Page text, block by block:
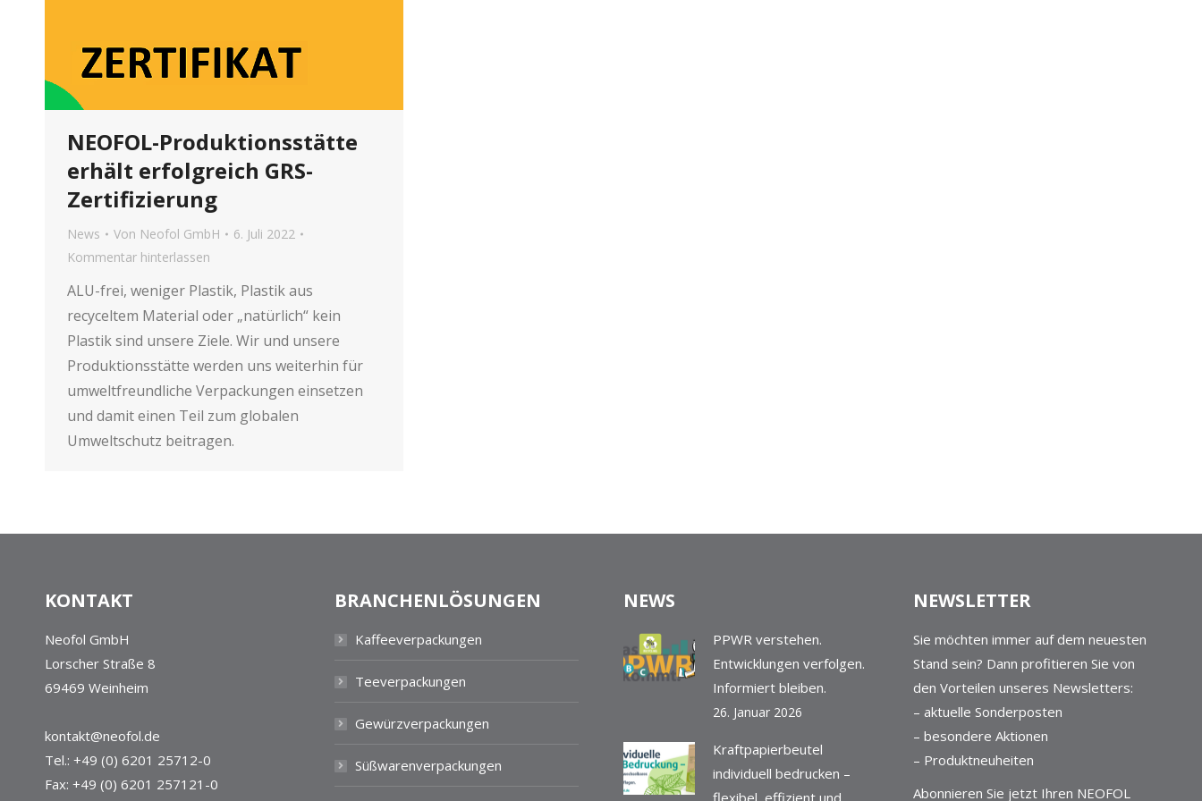
NEOFOL-Produktionsstätte
erhält erfolgreich GRS-
Zertifizierung
News Von Neofol GmbH
6. Juli 2022
Kommentar hinterlassen
ALU-frei, weniger Plastik, Plastik aus
recyceltem Material oder „natürlich“ kein
Plastik sind unsere Ziele. Wir und unsere
Produktionsstätte werden uns weiterhin für
umweltfreundliche Verpackungen einsetzen
und damit einen Teil zum globalen
Umweltschutz beitragen.
KONTAKT
Neofol GmbH
Lorscher Straße 8
69469 Weinheim
kontakt@neofol.de
Tel.: +49 (0) 6201 25712-0
Fax: +49 (0) 6201 257121-0
BRANCHENLÖSUNGEN
Kaffeeverpackungen
Teeverpackungen
Gewürzverpackungen
Süßwarenverpackungen
NEWS
PPWR verstehen.
Entwicklungen verfolgen.
Informiert bleiben.
26. Januar 2026
Kraftpapierbeutel
individuell bedrucken –
flexibel, effizient und
NEWSLETTER
Sie möchten immer auf dem neuesten
Stand sein? Dann profitieren Sie von
den Vorteilen unseres Newsletters:
– aktuelle Sonderposten
– besondere Aktionen
– Produktneuheiten
Abonnieren Sie jetzt Ihren NEOFOL